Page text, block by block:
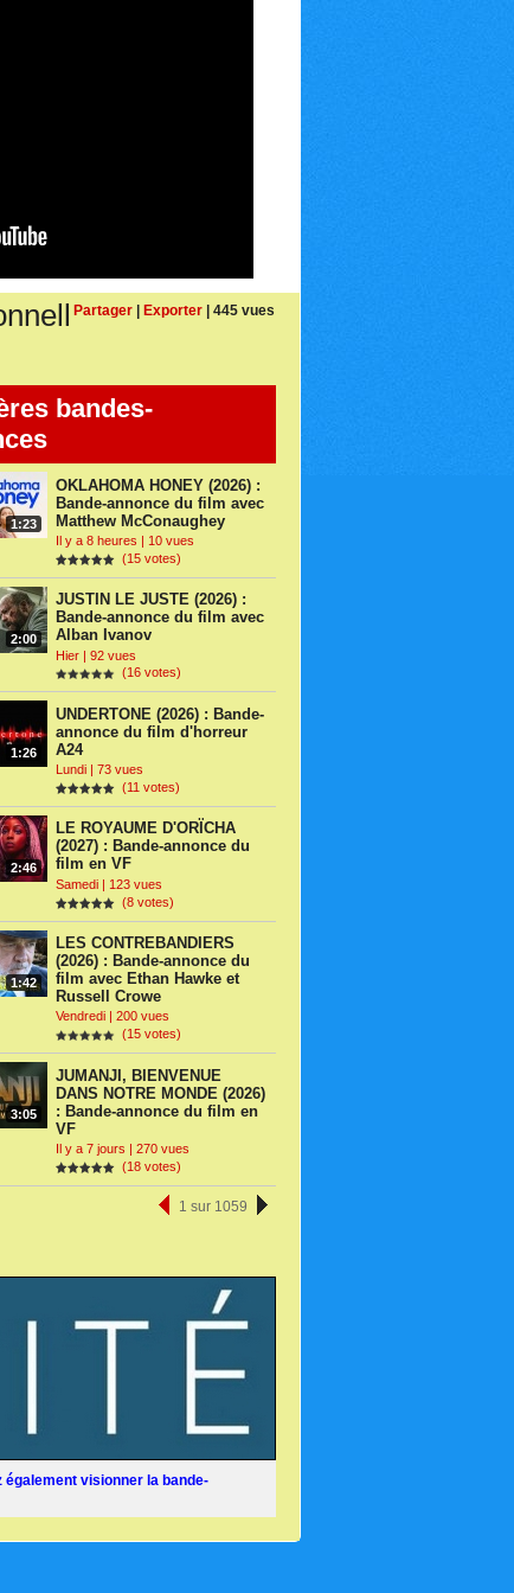
Partager | Exporter | 445 vues
bandes-
1:23
OKLAHOMA HONEY (2026) :
Bande-annonce du film avec
Matthew McConaughey
Il y a 8 heures | 10 vues
(15 votes)
2:00
JUSTIN LE JUSTE (2026) :
Bande-annonce du film avec
Alban Ivanov
Hier | 92 vues
(16 votes)
1:26
UNDERTONE (2026) : Bande-
annonce du film d'horreur
A24
Lundi | 73 vues
(11 votes)
2:46
LE ROYAUME D'ORÏCHA
(2027) : Bande-annonce du
film en VF
Samedi | 123 vues
(8 votes)
1:42
LES CONTREBANDIERS
(2026) : Bande-annonce du
film avec Ethan Hawke et
Russell Crowe
Vendredi | 200 vues
(15 votes)
3:05
JUMANJI, BIENVENUE
DANS NOTRE MONDE (2026)
: Bande-annonce du film en
VF
Il y a 7 jours | 270 vues
(18 votes)
1 sur 1059
visionner la bande-